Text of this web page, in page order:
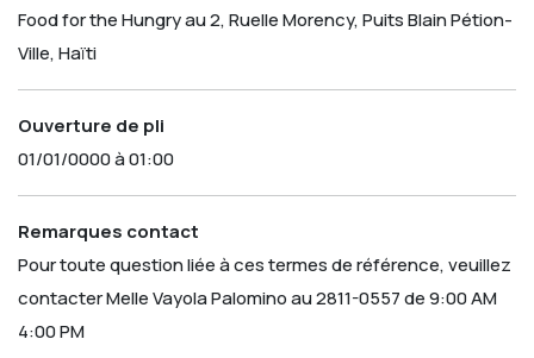
Food for the Hungry au2, Ruelle Morency, Puits BlainPétion-
Ville, Haïti
Ouverture de pli
01/01/0000 à 01:00
Remarques contact
Pour toute question liée à ces termes de référence, veuillez
contacter Melle Vayola Palomino au 2811-0557 de 9:00 AM
4:00 PM